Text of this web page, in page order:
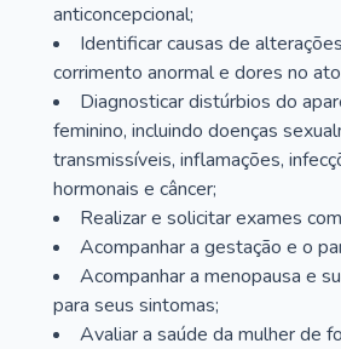
anticoncepcional;
Identificar causas de
corrimento anormal e dores no
Diagnosticar distúrbios do
feminino, incluindo doenças
transmissíveis, inflamações,
hormonais e câncer;
Realizar e solicitar exames
Acompanhar a gestação e o
Acompanhar a menopausa e
para seus sintomas;
Avaliar a saúde da mulher de